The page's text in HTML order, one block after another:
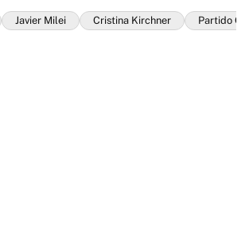
Javier Milei Cristina Kirchner Partido